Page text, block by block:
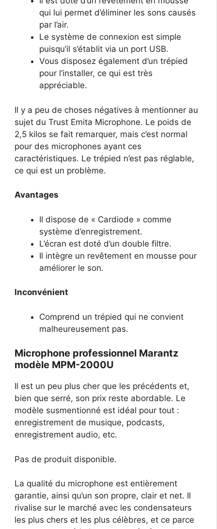
qui lui permet d’éliminer les sons causés
par l’air.
Le système de connexion est simple
puisqu’il s’établit via un port USB.
Vous disposez également d’un trépied
pour l’installer, ce qui est très
appréciable.
Il y a peu de choses négatives à mentionner au
sujet du Trust Emita Microphone. Le poids de
2,5 kilos se fait remarquer, mais c’est normal
pour des microphones ayant ces
caractéristiques. Le trépied n’est pas réglable,
ce qui est un problème.
Avantages
Il dispose de « Cardiode » comme
système d’enregistrement.
L’écran est doté d’un double filtre.
Il intègre un revêtement en mousse pour
améliorer le son.
Inconvénient
Comprend un trépied qui ne convient
malheureusement pas.
Microphone professionnel Marantz
modèle MPM-2000U
Il est un peu plus cher que les précédents et,
bien que serré, son prix reste abordable. Le
modèle susmentionné est idéal pour tout :
enregistrement de musique, podcasts,
enregistrement audio, etc.
Pas de produit disponible.
La qualité du microphone est entièrement
garantie, ainsi qu’un son propre, clair et net. Il
rivalise sur le marché avec les condensateurs
les plus chers et les plus célèbres, et ce parce